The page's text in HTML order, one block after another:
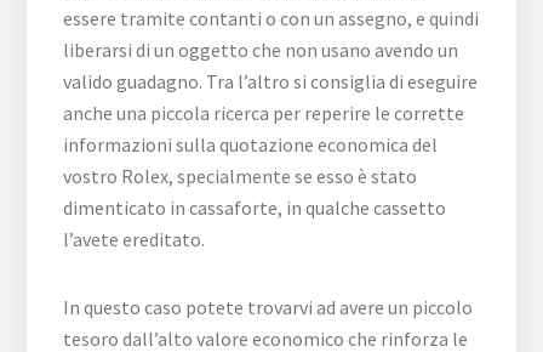
essere tramite contanti o con un assegno, e quindi
liberarsi di un oggetto che non usano avendo un
valido guadagno. Tra l’altro si consiglia di eseguire
anche una piccola ricerca per reperire le corrette
informazioni sulla quotazione economica del
vostro Rolex, specialmente se esso è stato
dimenticato in cassaforte, in qualche cassetto
l’avete ereditato.
In questo caso potete trovarvi ad avere un piccolo
tesoro dall’alto valore economico che rinforza le